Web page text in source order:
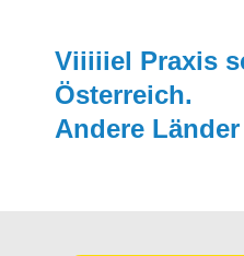
Viiiiiel Praxis
Österreich.
Andere